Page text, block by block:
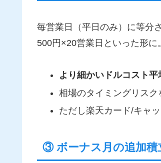
毎営業日（平日のみ）に等分
500円×20営業日といった形に。
より細かいドルコスト平
相場のタイミングリスク
ただし楽天カード/キャ
③ ボーナス月の追加積